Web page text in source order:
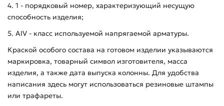
4. 1 - порядковый номер, характеризующий несущую
способность изделия;
5. AIV - класс используемой напрягаемой арматуры.
Краской особого состава на готовом изделии указываются
маркировка, товарный символ изготовителя, масса
изделия, а также дата выпуска колонны. Для удобства
написания здесь могут использоваться резиновые штампы
или трафареты.